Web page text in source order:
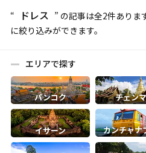
“ ドレス ” の記事は全2件ありま
に絞り込みができます。
エリアで探す
バンコク チェン
イサーン カンチャナ